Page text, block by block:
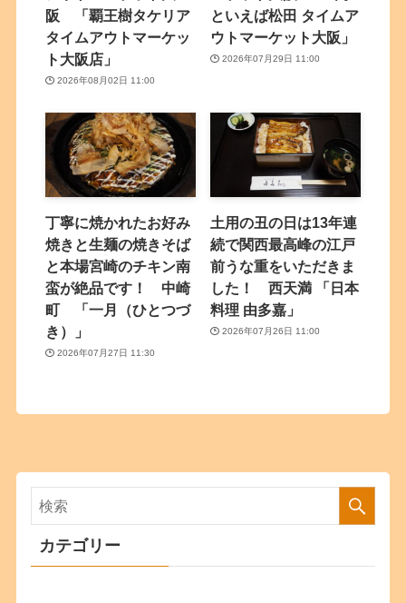
阪 「覇王樹タケリア
タイムアウトマーケッ
ト大阪店」
2026年08月02日 11:00
といえば松田 タイムア
ウトマーケット大阪」
2026年07月29日 11:00
丁寧に焼かれたお好み
焼きと生麺の焼きそば
と本場宮崎のチキン南
蛮が絶品です！ 中崎
町 「一月（ひとつづ
き）」
2026年07月27日 11:30
土用の丑の日は13年連
続で関西最高峰の江戸
前うな重をいただきま
した！ 西天満 「日本
料理 由多嘉」
2026年07月26日 11:00
カテゴリー